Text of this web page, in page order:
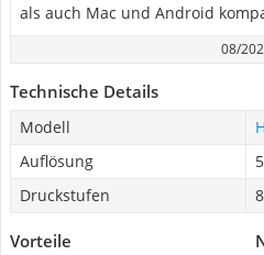
als auch Mac und Android
08/
Technische Details
Modell
Auflösung
Druckstufen
Vorteile